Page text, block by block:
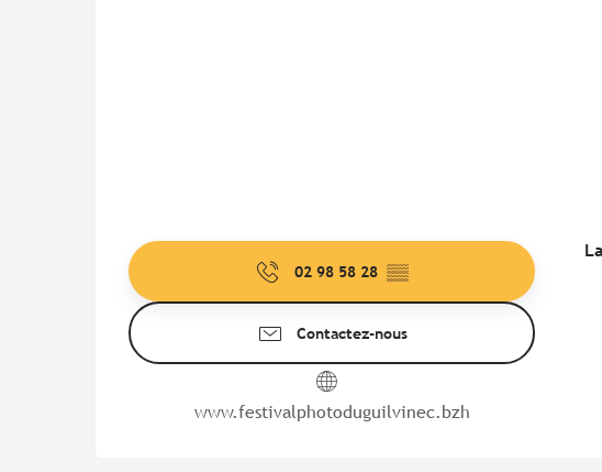
02 98 58 28 ▒▒
Contactez-nous
www.festivalphotoduguilvinec.bzh